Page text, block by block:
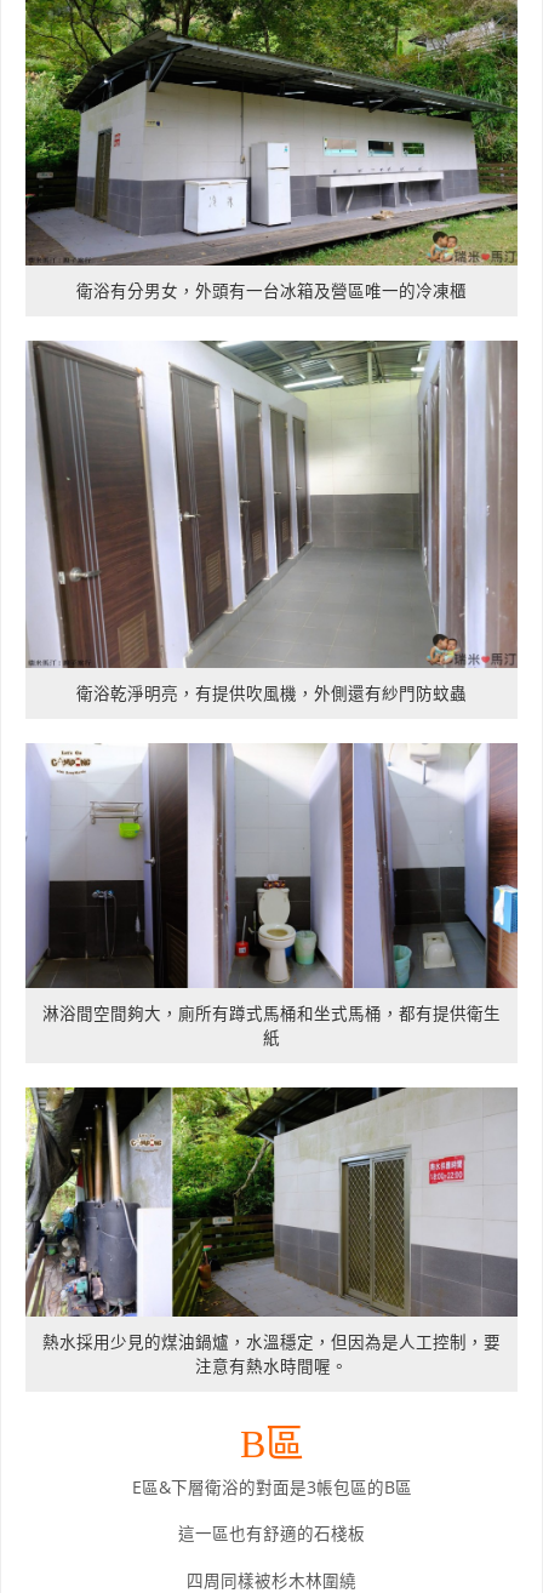
衛浴有分男女，外頭有一台冰箱及營區唯一的冷凍櫃
衛浴乾淨明亮，有提供吹風機，外側還有紗門防蚊蟲
淋浴間空間夠大，廁所有蹲式馬桶和坐式馬桶，都有提供衛生
紙
熱水採用少見的煤油鍋爐，水溫穩定，但因為是人工控制，要
注意有熱水時間喔。
B區
E區&下層衛浴的對面是3帳包區的B區
這一區也有舒適的石棧板
四周同樣被杉木林圍繞